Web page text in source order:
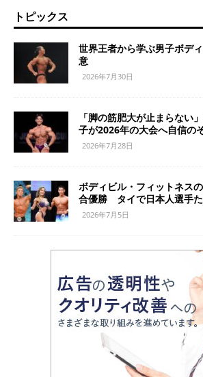
トピックス
世界王者から学ぶ男子ボデ
意
2026年7月30日
「脚の筋肥大が止まらない
子が2026年の大会へ自信の
2026年7月28日
ボディビル・フィットネス
合優勝 タイで日本人選手た
2026年7月5日